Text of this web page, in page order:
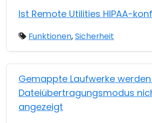
Ist Remote Utilities HIPAA-
Funktionen,Sicherheit
Gemappte Laufwerke
Dateiübertragungsmodus
angezeigt